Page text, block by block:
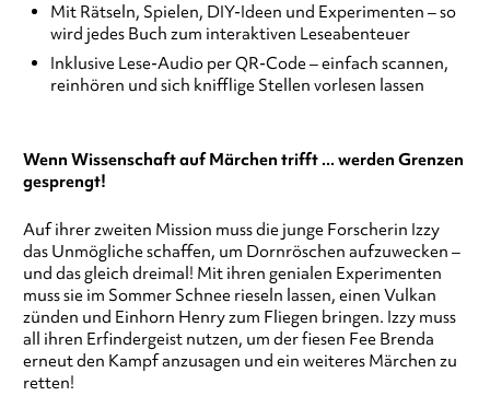
Mit Rätseln, Spielen, DIY-Ideen und Experimenten – so
wird jedes Buch zum interaktiven Leseabenteuer
Inklusive Lese-Audio per QR-Code – einfach scannen,
reinhören und sich knifflige Stellen vorlesen lassen
Wenn Wissenschaft auf Märchen trifft ... werden Grenzen
gesprengt!
Auf ihrer zweiten Mission muss die junge Forscherin Izzy
das Unmögliche schaffen, um Dornröschen aufzuwecken –
und das gleich dreimal! Mit ihren genialen Experimenten
muss sie im Sommer Schnee rieseln lassen, einen Vulkan
zünden und Einhorn Henry zum Fliegen bringen. Izzy muss
all ihren Erfindergeist nutzen, um der fiesen Fee Brenda
erneut den Kampf anzusagen und ein weiteres Märchen zu
retten!